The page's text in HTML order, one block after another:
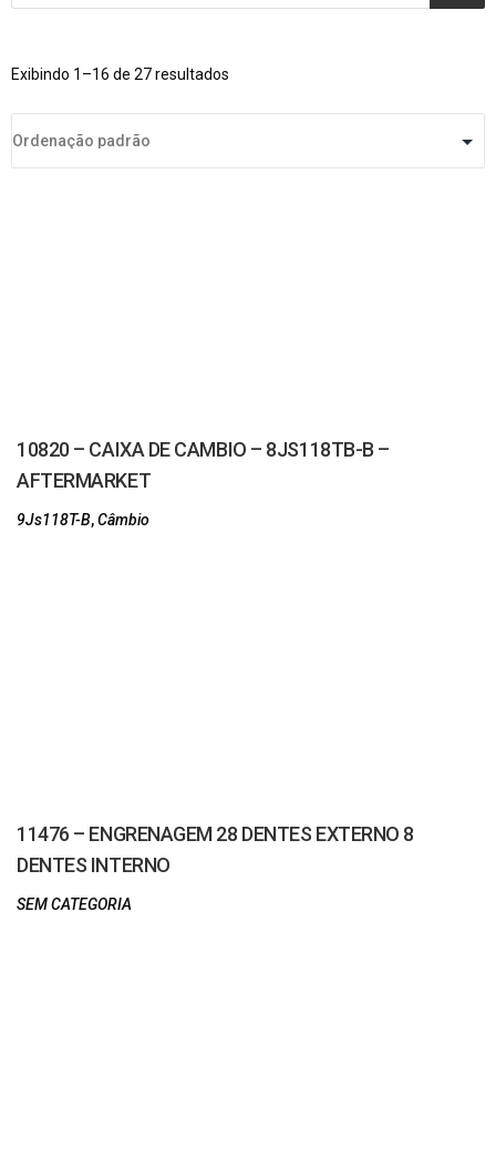
Zoomlion(84)
Exibindo 1–16 de 27 resultados
10820 – CAIXA DE CAMBIO – 8JS118TB-B –
AFTERMARKET
9Js118T-B,Câmbio
11476 – ENGRENAGEM 28 DENTES EXTERNO 8
DENTES INTERNO
SEM CATEGORIA